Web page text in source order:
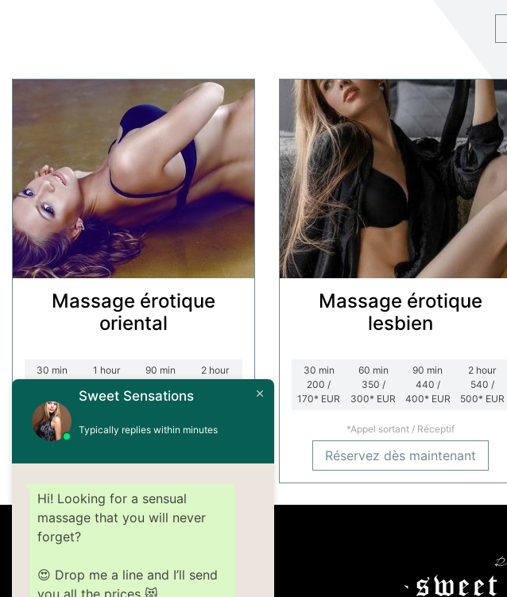
Massage érotique
oriental
30 min
1 hour
300*EUR
90 min
400*EUR
2 hour
500*
*Appel sortant / Réceptif
Massage érotique
lesbien
30 min
200 /
170* EUR
60 min
350 /
300* EUR
90 min
440 /
400* EUR
2 hour
540 /
500* EUR
*Appel sortant / Réceptif
Réservez dès maintenant
Massage corps à corps
Massage érotique en couple
Sweet Sensations
Typically replies within minutes
Hi! Looking for a sensual
massage that you will never
forget?
😍 Drop me a line and I’ll send
you all the prices 😻